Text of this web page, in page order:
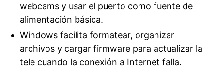
webcams y usar el puerto como fuente de
alimentación básica.
Windows facilita formatear, organizar
archivos y cargar firmware para actualizar la
tele cuando la conexión a Internet falla.